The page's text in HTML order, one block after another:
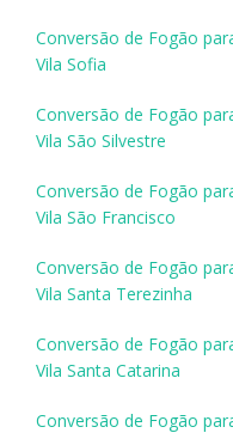
Conversão de Fogão
Vila Sofia
Conversão de Fogão
Vila São Silvestre
Conversão de Fogão
Vila São Francisco
Conversão de Fogão
Vila Santa Terezinha
Conversão de Fogão
Vila Santa Catarina
Conversão de Fogão